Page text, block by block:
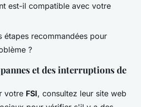
est-il compatible avec votre
étapes recommandées pour
?
et des interruptions de
votre FSI, consultez leur site web